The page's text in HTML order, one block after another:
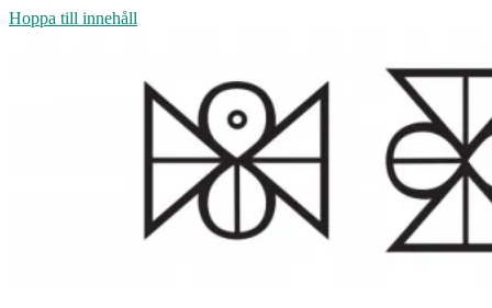
Hoppa till innehåll